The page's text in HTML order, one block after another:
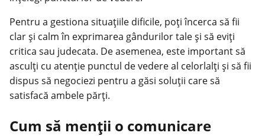
Pentru a gestiona situațiile dificile, poți încerca să fii
clar și calm în exprimarea gândurilor tale și să eviți
critica sau judecata. De asemenea, este important să
asculți cu atenție punctul de vedere al celorlalți și să fii
dispus să negociezi pentru a găsi soluții care să
satisfacă ambele părți.
Cum să menții o comunicare